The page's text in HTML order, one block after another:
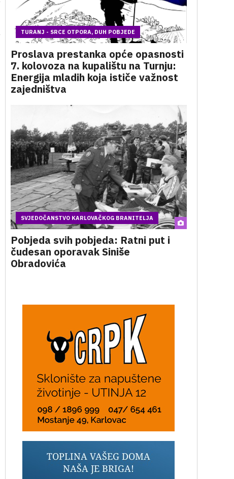
TURANJ - SRCE OTPORA, DUH POBJEDE
Proslava prestanka opće opasnosti
7. kolovoza na kupalištu na Turnju:
Energija mladih koja ističe važnost
zajedništva
SVJEDOČANSTVO KARLOVAČKOG BRANITELJA
Pobjeda svih pobjeda: Ratni put i
čudesan oporavak Siniše
Obradovića